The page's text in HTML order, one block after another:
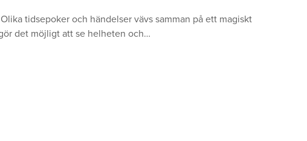
tidsepoker och händelser vävs samman på ett magiskt
det möjligt att se helheten och…